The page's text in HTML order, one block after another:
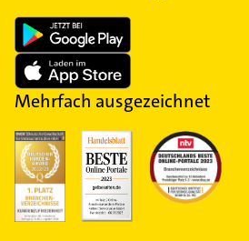
Mehrfach ausgezeichnet